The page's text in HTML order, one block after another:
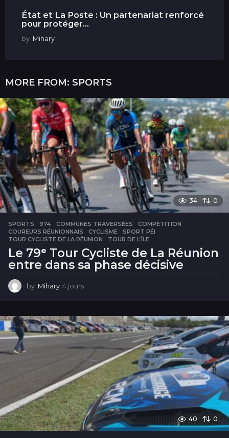
État et La Poste : Un partenariat renforcé
pour protéger...
by Mihary
MORE FROM: SPORTS
34 0
SPORTS 974 ,COMMUNES TRAVERSÉES ,COMPÉTITION
COUREURS RÉUNIONNAIS
,CYCLISME ,SPORT PÉI
TOUR CYCLISTE DE LA RÉUNION
,TOUR DE L’ÎLE
Le 79ᵉ Tour Cycliste de La Réunion
entre dans sa phase décisive
by Mihary 4 jours
u
r
s
40 0